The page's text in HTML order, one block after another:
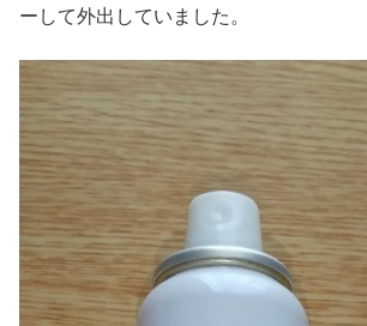
ーして外出していました。